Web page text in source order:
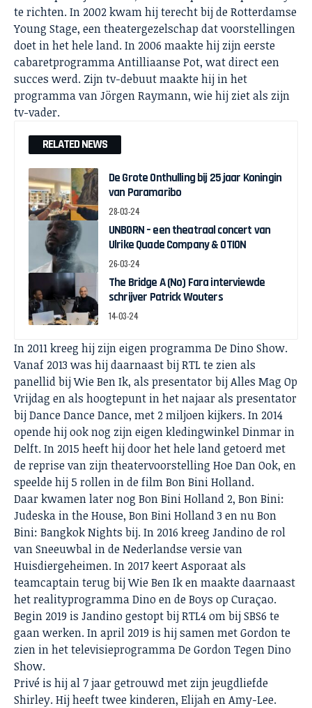
te richten. In 2002 kwam hij terecht bij de Rotterdamse
Young Stage, een theatergezelschap dat voorstellingen
doet in het hele land. In 2006 maakte hij zijn eerste
cabaretprogramma Antilliaanse Pot, wat direct een
succes werd. Zijn tv-debuut maakte hij in het
programma van Jörgen Raymann, wie hij ziet als zijn
tv-vader.
RELATED NEWS
De Grote Onthulling bij 25 jaar Koningin
van Paramaribo
28-03-24
UNBORN – een theatraal concert van
Ulrike Quade Company & OTION
26-03-24
The Bridge A (No) Fara interviewde
schrijver Patrick Wouters
14-03-24
In 2011 kreeg hij zijn eigen programma De Dino Show.
Vanaf 2013 was hij daarnaast bij RTL te zien als
panellid bij Wie Ben Ik, als presentator bij Alles Mag Op
Vrijdag en als hoogtepunt in het najaar als presentator
bij Dance Dance Dance, met 2 miljoen kijkers. In 2014
opende hij ook nog zijn eigen kledingwinkel Dinmar in
Delft. In 2015 heeft hij door het hele land getoerd met
de reprise van zijn theatervoorstelling Hoe Dan Ook, en
speelde hij 5 rollen in de film Bon Bini Holland.
Daar kwamen later nog Bon Bini Holland 2, Bon Bini:
Judeska in the House, Bon Bini Holland 3 en nu Bon
Bini: Bangkok Nights bij. In 2016 kreeg Jandino de rol
van Sneeuwbal in de Nederlandse versie van
Huisdiergeheimen. In 2017 keert Asporaat als
teamcaptain terug bij Wie Ben Ik en maakte daarnaast
het realityprogramma Dino en de Boys op Curaçao.
Begin 2019 is Jandino gestopt bij RTL4 om bij SBS6 te
gaan werken. In april 2019 is hij samen met Gordon te
zien in het televisieprogramma De Gordon Tegen Dino
Show.
Privé is hij al 7 jaar getrouwd met zijn jeugdliefde
Shirley. Hij heeft twee kinderen, Elijah en Amy-Lee.